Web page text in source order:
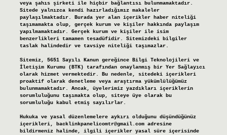
veya şahıs şirketi ile hiçbir bağlantısı bulunmamaktadır.
Sitede yalnızca kendi hazırladığımız makaleler
paylaşılmaktadır. Burada yer alan içerikler haber niteliği
taşımamakta olup, gerçek kurum ve kişiler hakkında paylaşım
yapılmamaktadır. Gerçek kurum ve kişiler ile isim
benzerlikleri tamamen tesadüfidir. Sitemizdeki bilgiler
taslak halindedir ve tavsiye niteliği taşımazlar.
Sitemiz, 5651 Sayılı Kanun gereğince Bilgi Teknolojileri ve
İletişim Kurumu (BTK) tarafından onaylanmış bir Yer Sağlayıcı
olarak hizmet vermektedir. Bu nedenle, sitedeki içerikleri
proaktif olarak denetleme veya araştırma yükümlülüğümüz
bulunmamaktadır. Ancak, üyelerimiz yazdıkları içeriklerin
sorumluluğunu taşımakta olup, siteye üye olarak bu
sorumluluğu kabul etmiş sayılırlar.
Hukuka ve yasal düzenlemelere aykırı olduğunu düşündüğünüz
içerikleri, backlinkpanelicomtr@gmail.comadresine
bildirmeniz halinde, ilgili içerikler yasal süre içerisinde